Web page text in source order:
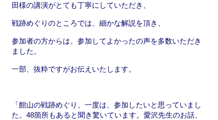
田様の講演がとても丁寧にしていただき、
戦跡めぐりのところでは、細かな解説を頂き、
参加者の方からは、参加してよかったの声を多数いただき
ました。
一部、抜粋ですがお伝えいたします。
「館山の戦跡めぐり、一度は、参加したいと思っていまし
た。48箇所もあると聞き驚いています。愛沢先生のお話、